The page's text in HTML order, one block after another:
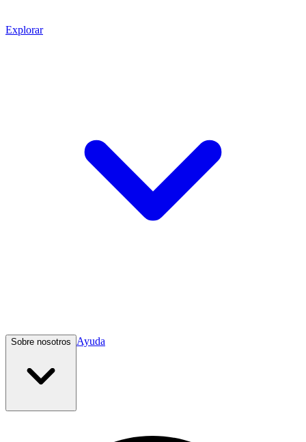
Explorar
Sobre nosotros Ayuda